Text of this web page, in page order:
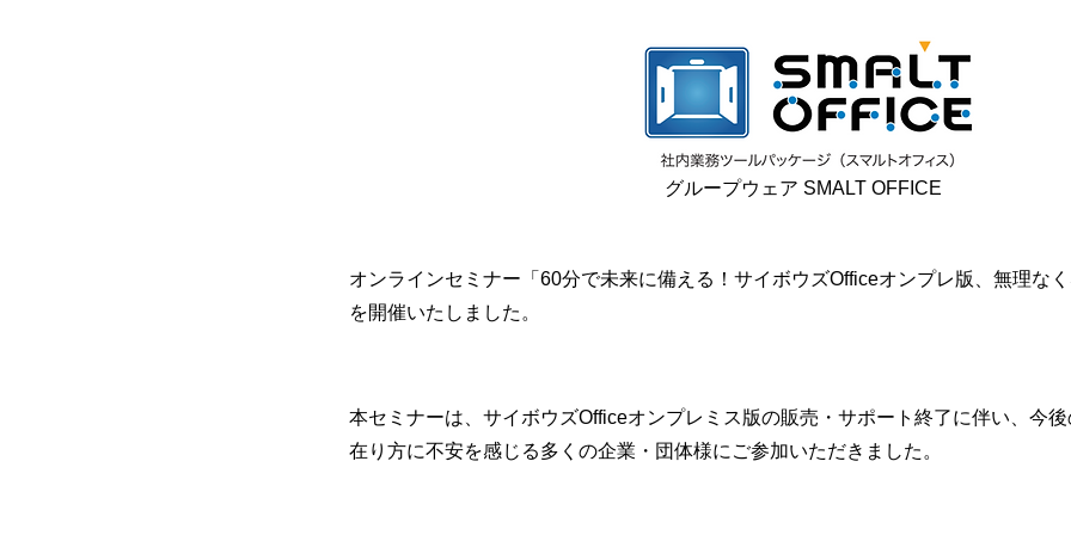
グループウェア SMALT OFFICE
オンラインセミナー「60分で未来に備える！サイボウズOfficeオンプレ版、無理な
を開催いたしました。
本セミナーは、サイボウズOfficeオンプレミス版の販売・サポート終了に伴い、今
在り方に不安を感じる多くの企業・団体様にご参加いただきました。